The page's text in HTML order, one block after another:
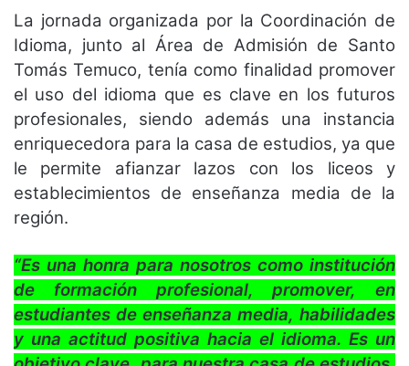
La jornada organizada por la Coordinación de
Idioma, junto al Área de Admisión de Santo
Tomás Temuco, tenía como finalidad promover
el uso del idioma que es clave en los futuros
profesionales, siendo además una instancia
enriquecedora para la casa de estudios, ya que
le permite afianzar lazos con los liceos y
establecimientos de enseñanza media de la
región.
“Es una honra para nosotros como institución
de formación profesional, promover, en
estudiantes de enseñanza media, habilidades
y una actitud positiva hacia el idioma. Es un